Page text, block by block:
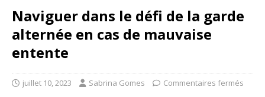
Naviguer dans le défi de la garde
alternée en cas de mauvaise
entente
juillet 10, 2023 Sabrina Gomes Commentaires fermés